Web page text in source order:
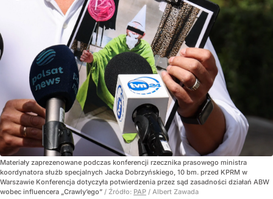
Materiały zaprezenowane podczas konferencji rzecznika prasowego ministra
koordynatora służb specjalnych Jacka Dobrzyńskiego, 10 bm. przed KPRM w
Warszawie Konferencja dotyczyła potwierdzenia przez sąd zasadności działań ABW
wobec influencera „Crawly’ego” / Źródło: PAP / Albert Zawada